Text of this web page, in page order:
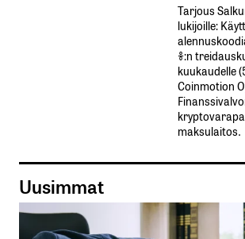
Tarjous
lukijoille:
%:n
kuukaudelle​
Coinmotion
maksulaitos.
Uusimmat